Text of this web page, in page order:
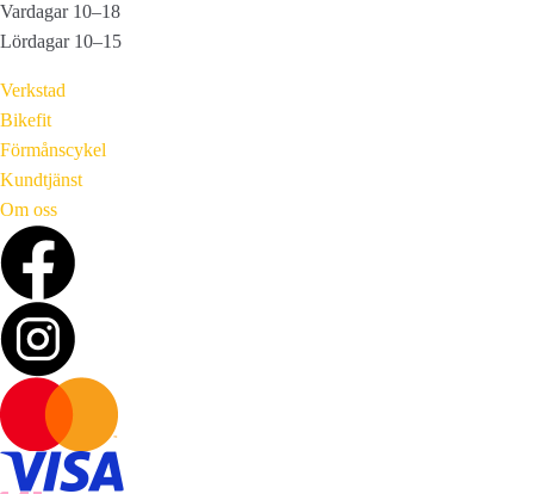
Vardagar 10–18
Lördagar 10–15
Verkstad
Bikefit
Förmånscykel
Kundtjänst
Om oss